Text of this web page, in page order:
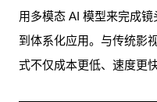
用多模态 AI 模型来完成
到体系化应用。与传统影
式不仅成本更低、速度更